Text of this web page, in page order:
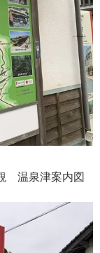
温泉津案内図